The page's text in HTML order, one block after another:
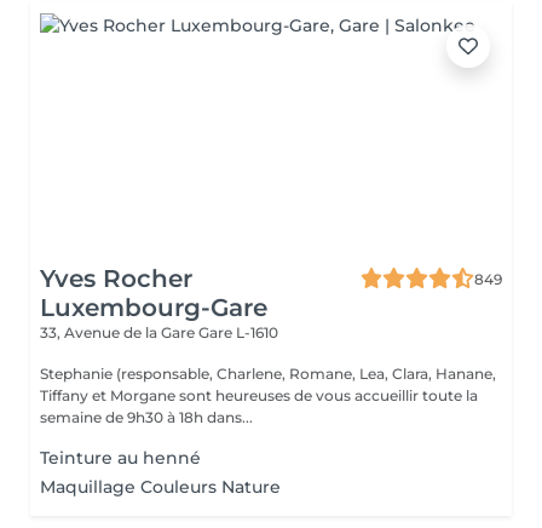
Yves Rocher
Luxembourg-Gare
849
33, Avenue de la Gare Gare L-1610
Stephanie (responsable, Charlene, Romane, Lea, Clara, Hanane,
Tiffany et Morgane sont heureuses de vous accueillir toute la
semaine de 9h30 à 18h dans...
Teinture au henné
Maquillage Couleurs Nature